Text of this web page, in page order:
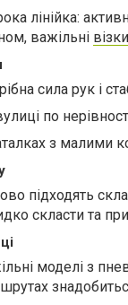
лінійка:
важільні
сила рук і
по
з малими
підходять
скласти та
моделі з